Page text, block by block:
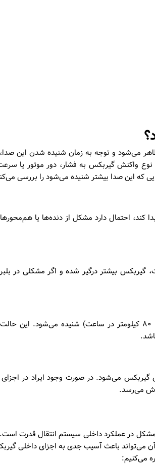
می‌شود و توجه به زمان شنیده شدن این
واکنش گیربکس به فشار، دور موتور یا
این صدا بیشتر شنیده می‌شود را بررسی
کند، احتمال دارد مشکل از دنده‌ها یا
گیربکس بیشتر درگیر شده و اگر مشکلی در
گاهی زوزه فقط در یک بازه مشخص از سرعت (مثلاً بین ۶۰ تا ۸۰ کیلومتر در ساعت) شنیده
گیربکس می‌شود. در صورت وجود ایراد در اجزای
می‌رسد.
در عملکرد داخلی سیستم انتقال قدرت
می‌تواند باعث آسیب جدی به اجزای داخلی
می‌کنیم: